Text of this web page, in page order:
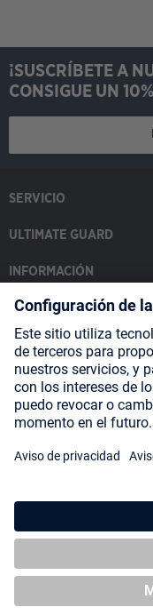
¡SUSCRÍBETE A
CONSIGUE UN
SERVICIO
ULTIMATE GUARD
INFORMACIÓN
SOCIAL MEDIA
Payment Methods
Shipping